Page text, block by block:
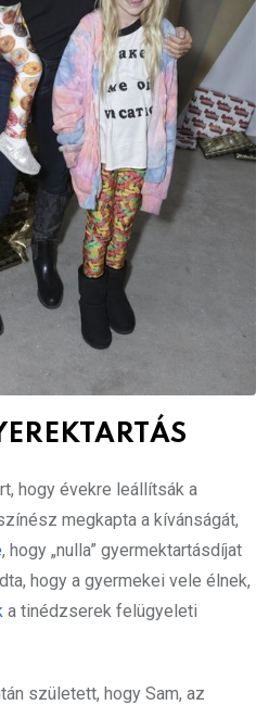
hogy évekre leállítsák a
megkapta a kívánságát,
, hogy „nulla” gyermektartásdíjat
hogy a gyermekei vele élnek,
a tinédzserek felügyeleti
született, hogy Sam, az